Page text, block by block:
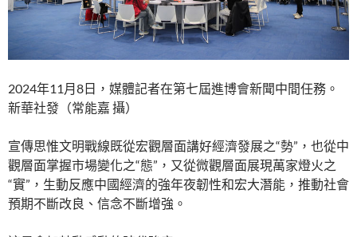
2024年11月8日，媒體記者在第七屆進博會新聞中間任務。
新華社發（常能嘉 攝）
宣傳思惟文明戰線既從宏觀層面講好經濟發展之“勢”，也從中
觀層面掌握市場變化之“態”，又從微觀層面展現萬家燈火之
“實”，生動反應中國經濟的強年夜韌性和宏大潛能，推動社會
預期不斷改良、信念不斷增強。